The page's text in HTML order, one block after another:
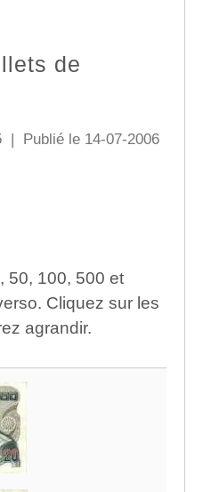
de
| Publié le 14-07-2006
50, 100, 500 et
Cliquez sur les
agrandir.